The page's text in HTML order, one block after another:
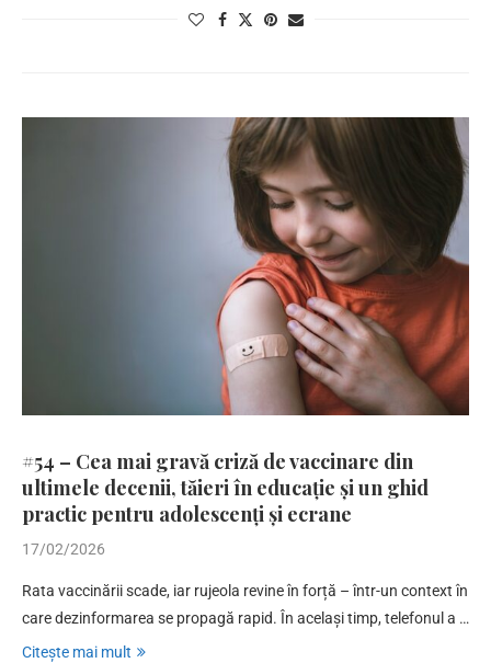
#54 – Cea mai gravă criză de vaccinare din
ultimele decenii, tăieri în educație și un ghid
practic pentru adolescenți și ecrane
17/02/2026
Rata vaccinării scade, iar rujeola revine în forță – într-un context în
care dezinformarea se propagă rapid. În același timp, telefonul a …
Citește mai mult